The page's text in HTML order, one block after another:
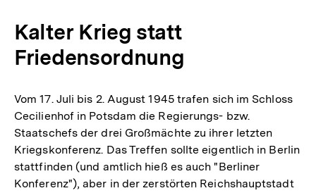
Kalter Krieg statt
Friedensordnung
Vom 17. Juli bis 2. August 1945 trafen sich im Schloss
Cecilienhof in Potsdam die Regierungs- bzw.
Staatschefs der drei Großmächte zu ihrer letzten
Kriegskonferenz. Das Treffen sollte eigentlich in Berlin
stattfinden (und amtlich hieß es auch "Berliner
Konferenz"), aber in der zerstörten Reichshauptstadt